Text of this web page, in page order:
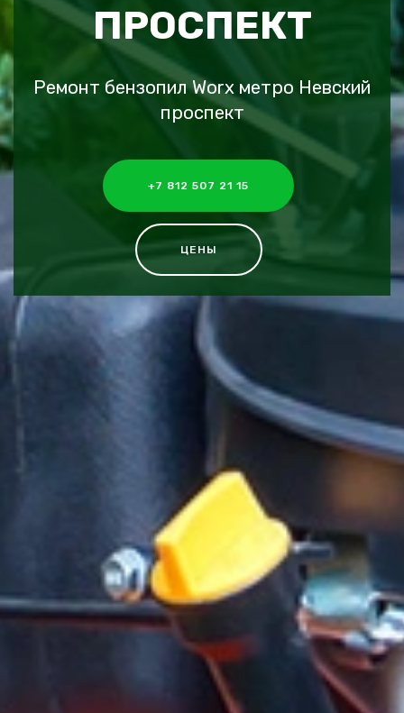
ПРОСПЕКТ
Ремонт бензопил Worx метро Невский
проспект
+7 812 507 21 15
ЦЕНЫ